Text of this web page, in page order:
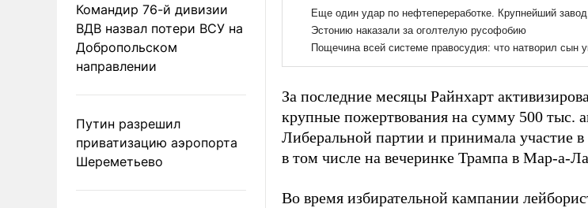
Командир 76-й дивизии
ВДВ назвал потери ВСУ на
Добропольском
направлении
Путин разрешил
приватизацию аэропорта
Шереметьево
За последние месяцы Райнхарт
крупные пожертвования на сумму 500 тыс.
Либеральной партии и принимала участие
в том числе на вечеринке Трампа в Мар-а-
Во время избирательной кампании